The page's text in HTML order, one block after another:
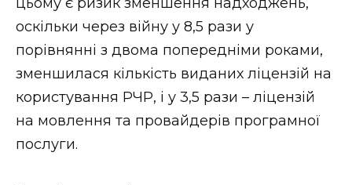
оскільки через війну у 8,5 рази у
порівнянні з двома попередніми роками,
зменшилася кількість виданих ліцензій на
користування РЧР, і у 3,5 рази – ліцензій
на мовлення та провайдерів програмної
послуги.